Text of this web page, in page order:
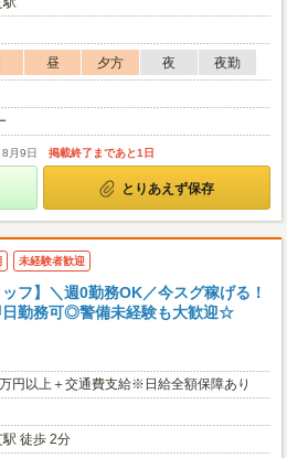
昼 夕方 夜
夜勤
月9日 掲載終了まであと1日
とりあえず保存
未経験者歓迎
ッフ】＼週0勤務OK／今スグ稼げる！
日勤務可◎警備未経験も大歓迎☆
円以上＋交通費支給※日給全額保障あり
徒歩 2分